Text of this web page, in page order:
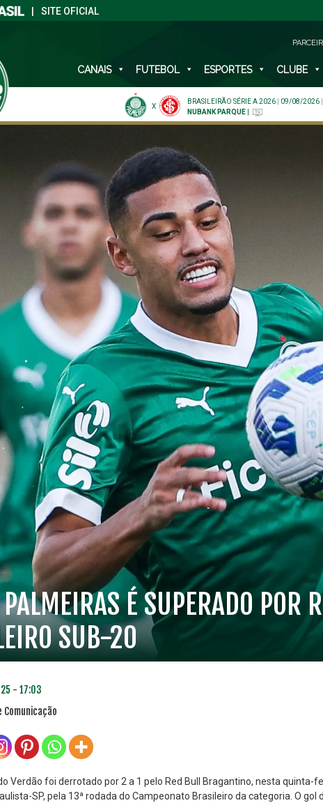
SITE OFICIAL
CANAIS FUTEBOL ESPORTES CLUBE
X
BRASILEIRÃO SÉRIE A 2026 09/08/2026
NUBANK PARQUE
É SUPERADO POR
SUB-20
- 17:03
Comunicação
Verdão foi derrotado por 2 a 1 pelo Red Bull Bragantino, nesta quinta-
SP, pela 13ª rodada do Campeonato Brasileiro da categoria. O